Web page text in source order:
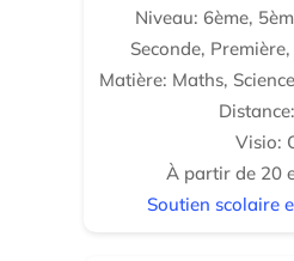
Niveau: 6ème,
Seconde,
Matière: Maths,
Visio:
À partir de 20
Soutien scolaire